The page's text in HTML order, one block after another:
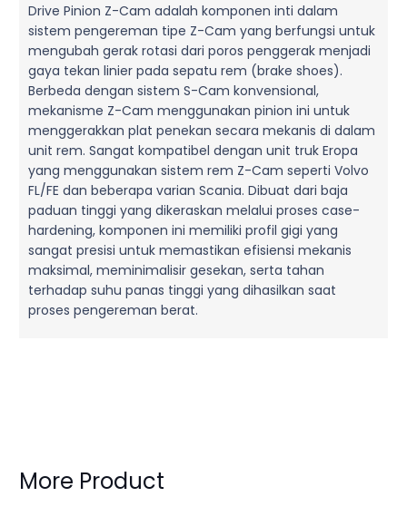
Drive Pinion Z-Cam adalah komponen inti dalam
sistem pengereman tipe Z-Cam yang berfungsi untuk
mengubah gerak rotasi dari poros penggerak menjadi
gaya tekan linier pada sepatu rem (brake shoes).
Berbeda dengan sistem S-Cam konvensional,
mekanisme Z-Cam menggunakan pinion ini untuk
menggerakkan plat penekan secara mekanis di dalam
unit rem. Sangat kompatibel dengan unit truk Eropa
yang menggunakan sistem rem Z-Cam seperti Volvo
FL/FE dan beberapa varian Scania. Dibuat dari baja
paduan tinggi yang dikeraskan melalui proses case-
hardening, komponen ini memiliki profil gigi yang
sangat presisi untuk memastikan efisiensi mekanis
maksimal, meminimalisir gesekan, serta tahan
terhadap suhu panas tinggi yang dihasilkan saat
proses pengereman berat.
More Product